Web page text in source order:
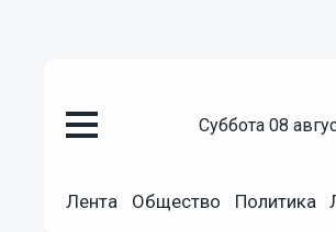
суббота 08
Лента Общество Политика
строительство